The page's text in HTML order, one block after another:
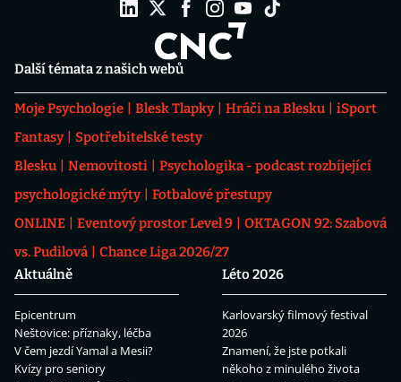
Další témata z našich webů
Moje Psychologie Blesk Tlapky Hráči na Blesku
iSport
Fantasy
Spotřebitelské testy
Blesku
Nemovitosti
Psychologika - podcast rozbíjející
psychologické mýty
Fotbalové přestupy
ONLINE
Eventový prostor Level 9
OKTAGON 92: Szabová
vs. Pudilová
Chance Liga 2026/27
Aktuálně
Epicentrum
Neštovice: příznaky, léčba
V čem jezdí Yamal a Mesii?
Kvízy pro seniory
Léto 2026
Karlovarský filmový festival
2026
Znamení, že jste potkali
někoho z minulého života